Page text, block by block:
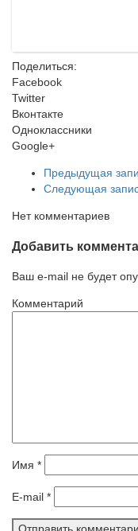
Поделиться:
Facebook
Twitter
Вконтакте
Одноклассники
Google+
Предыдущая
Следующая
Нет комментариев
Добавить
Ваш e-mail не будет
Комментарий
Имя *
E-mail *